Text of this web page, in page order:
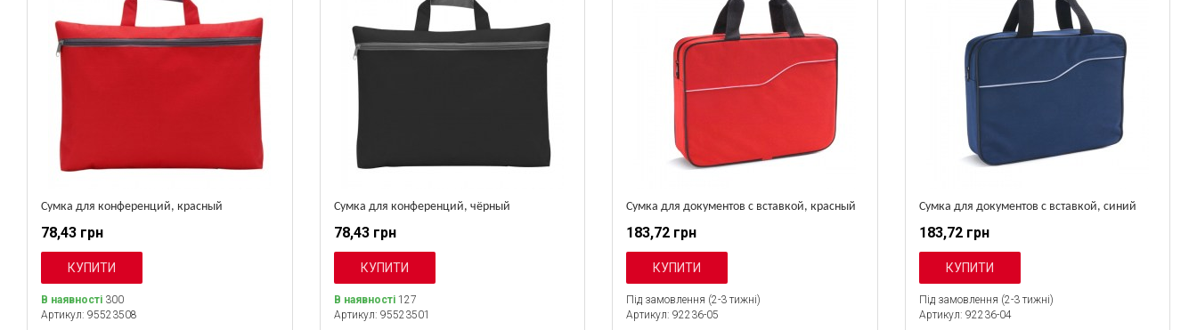
Сумка для конференций, красный
78,43 грн
В наявності 300
Артикул: 95523508
Сумка для конференций, чёрный
78,43 грн
В наявності127
Артикул: 95523501
Сумка для документов с вставкой, красный
183,72 грн
Під замовлення (2-3 тижні)
Артикул: 92236-05
Сумка для документов с вставкой, синий
183,72 грн
Під замовлення (2-3 тижні)
Артикул: 92236-04